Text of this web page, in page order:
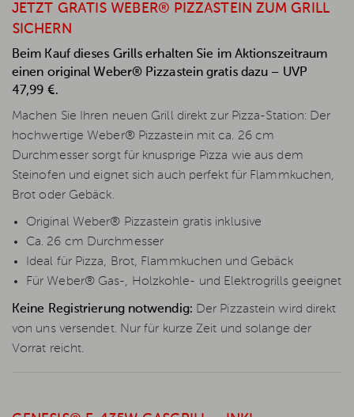
JETZT GRATIS WEBER® PIZZASTEIN ZUM GRILL
SICHERN
Beim Kauf dieses Grills erhalten Sie im Aktionszeitraum
einen original Weber® Pizzastein gratis dazu – UVP
47,99 €.
Machen Sie Ihren neuen Grill direkt zur Pizza-Station: Der
hochwertige Weber® Pizzastein mit ca. 26 cm
Durchmesser sorgt für knusprige Pizza wie aus dem
Steinofen und eignet sich auch perfekt für Flammkuchen,
Brot oder Gebäck.
Original Weber® Pizzastein gratis inklusive
Ca. 26 cm Durchmesser
Ideal für Pizza, Brot, Flammkuchen und Gebäck
Für Weber® Gas-, Holzkohle- und Elektrogrills geeignet
Keine Registrierung notwendig: Der Pizzastein wird direkt
von uns versendet. Nur für kurze Zeit und solange der
Vorrat reicht.